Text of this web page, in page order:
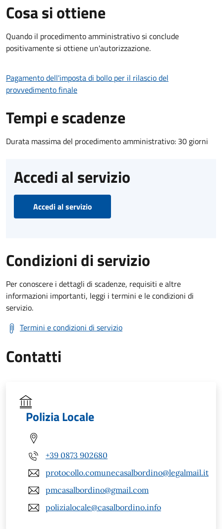
Cosa si ottiene
Quando il procedimento amministrativo si conclude
positivamente si ottiene un'autorizzazione.
Pagamento dell'imposta di bollo per il rilascio del
provvedimento finale
Tempi e scadenze
Durata massima del procedimento amministrativo: 30 giorni
Accedi al servizio
Accedi al servizio
Condizioni di servizio
Per conoscere i dettagli di scadenze, requisiti e altre
informazioni importanti, leggi i termini e le condizioni di
servizio.
Termini e condizioni di servizio
Contatti
Polizia Locale
+39 0873 902680
protocollo.comunecasalbordino@legalmail.it
pmcasalbordino@gmail.com
polizialocale@casalbordino.info